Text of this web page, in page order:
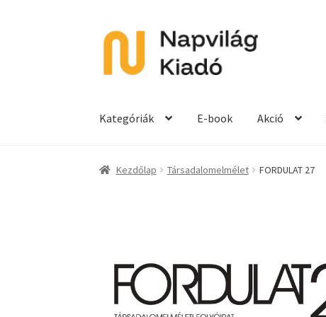
Ugrás
navigációhoz
Kilépés
tartalomba
Kategóriák E-book Akció
Kezdőlap Társadalomelmélet FORDULAT 27